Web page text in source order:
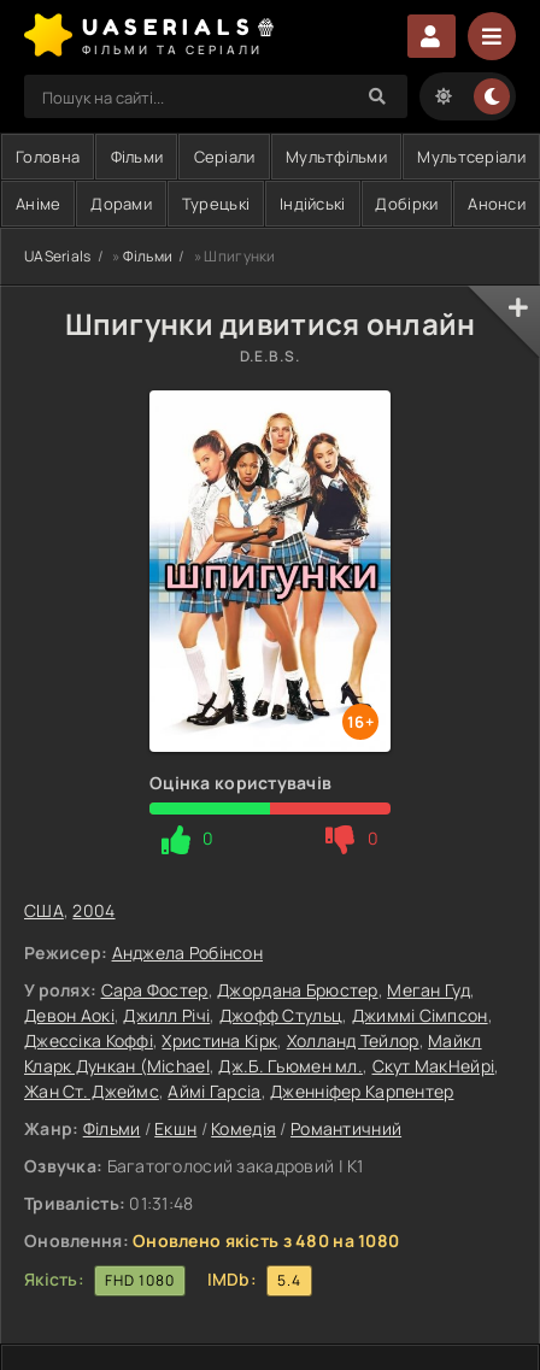
UASERIALS🍿
ФІЛЬМИ ТА СЕРІАЛИ
Головна Фільми Серіали Мультфільми Мультсеріали
Аніме Дорами Турецькі Індійські Добірки Анонси
UASerials » Фільми » Шпигунки
Шпигунки дивитися онлайн
D.E.B.S.
16+
Оцінка користувачів
0 0
США,2004
Режисер: Анджела Робінсон
У ролях: Сара Фостер,Джордана Брюстер, Меган Гуд,
Девон Аокі,Джилл Річі, Джофф Стульц, Джиммі Сімпсон,
Джессіка Коффі,Христина Кірк, Холланд Тейлор, Майкл
Кларк Дункан (Michael,Дж.Б. Гьюмен мл., Скут МакНейрі,
Жан Ст. Джеймс,Аймі Гарсіа,Дженніфер Карпентер
Жанр: Фільми / Екшн / Комедія / Романтичний
Озвучка: Багатоголосий закадровий | К1
Тривалість: 01:31:48
Оновлення: Оновлено якість з 480 на 1080
Якість:
FHD 1080 IMDb: 5.4